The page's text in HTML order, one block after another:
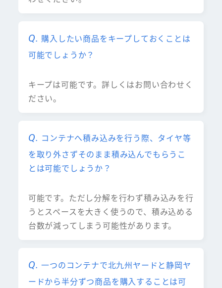
購入したい商品をキープしておくことは
可能でしょうか？
キープは可能です。詳しくはお問い合わせく
ださい。
コンテナへ積み込みを行う際、タイヤ等
を取り外さずそのまま積み込んでもらうこ
とは可能でしょうか？
可能です。ただし分解を行わず積み込みを行
うとスペースを大きく使うので、積み込める
台数が減ってしまう可能性があります。
一つのコンテナで北九州ヤードと静岡ヤ
ードから半分ずつ商品を購入することは可